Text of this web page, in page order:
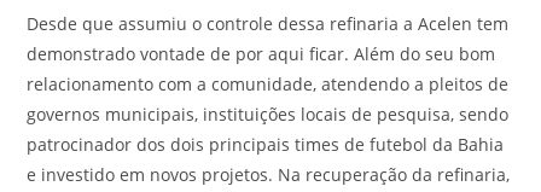
Desde que assumiu o controle dessa refinaria a Acelen tem
demonstrado vontade de por aqui ficar. Além do seu bom
relacionamento com a comunidade, atendendo a pleitos de
governos municipais, instituições locais de pesquisa, sendo
patrocinador dos dois principais times de futebol da Bahia
e investido em novos projetos. Na recuperação da refinaria,